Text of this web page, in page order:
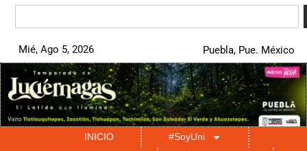
Mié, Ago 5, 2026 Puebla, Pue. México
INICIO
#SoyUni